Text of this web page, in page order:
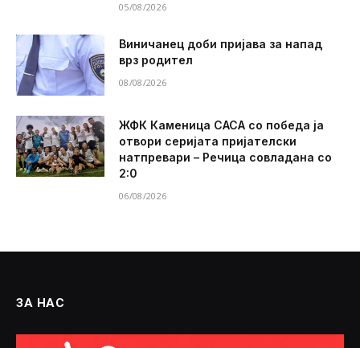
05/08/2026
Виничанец доби пријава за напад
врз родител
08/08/2026
ЖФК Каменица САСА со победа ја
отвори серијата пријателски
натпревари – Речица совладана со
2:0
06/08/2026
ЗА НАС